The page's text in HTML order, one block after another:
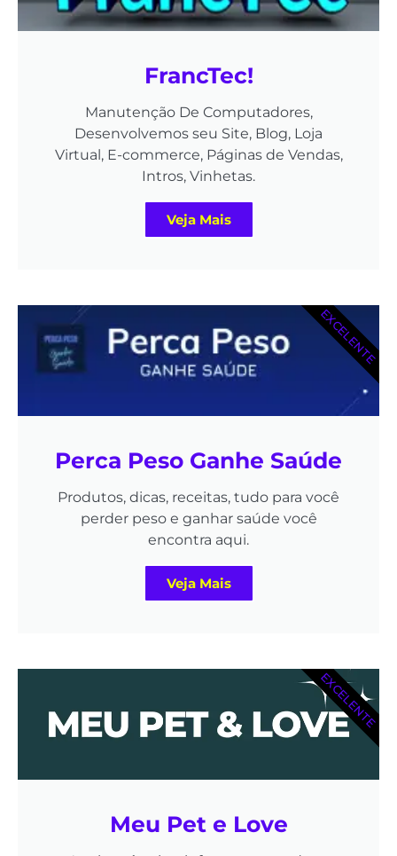
FrancTec!
Manutenção De Computadores,
Desenvolvemos seu Site, Blog, Loja
Virtual, E-commerce, Páginas de Vendas,
Intros, Vinhetas.
Veja Mais
Perca Peso Ganhe Saúde
Produtos, dicas, receitas, tudo para você
perder peso e ganhar saúde você
encontra aqui.
Veja Mais
EXCELENTE
Meu Pet e Love
EXCELENTE